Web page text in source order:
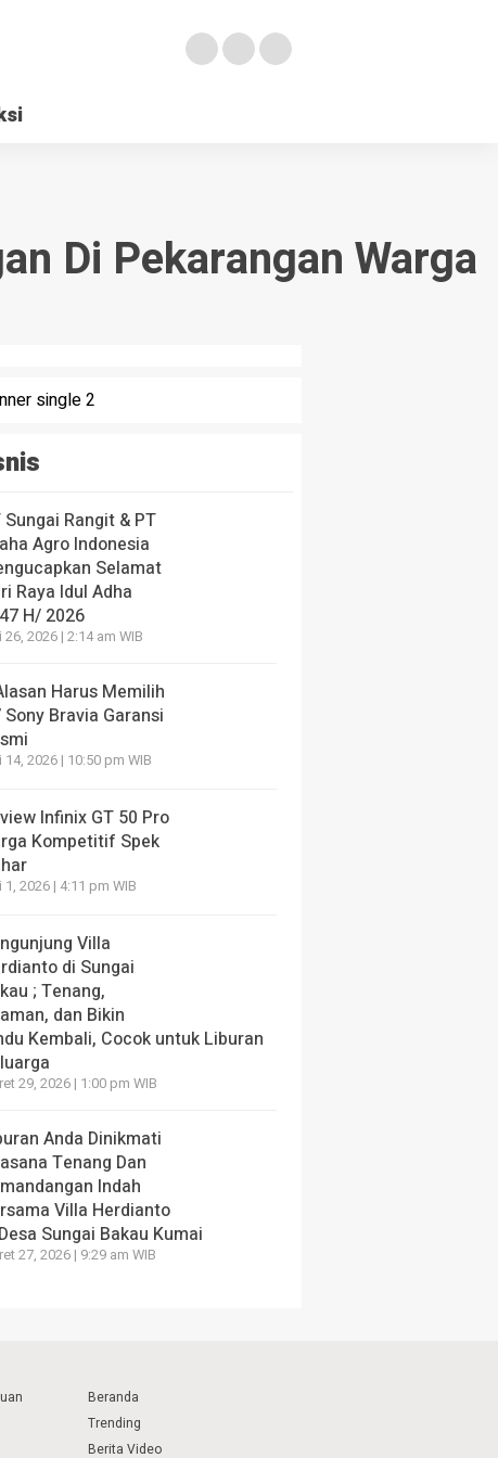
Di Pekarangan Warga
Sungai Rangit & PT
Agro Indonesia
Selamat
Raya Idul Adha
H/ 2026
26, 2026 | 2:14 am WIB
Harus Memilih
Sony Bravia Garansi
14, 2026 | 10:50 pm WIB
Infinix GT 50 Pro
Kompetitif Spek
1, 2026 | 4:11 pm WIB
Villa
di Sungai
; Tenang,
dan Bikin
Kembali, Cocok untuk Liburan
29, 2026 | 1:00 pm WIB
Anda Dinikmati
Tenang Dan
Indah
Villa Herdianto
Sungai Bakau Kumai
27, 2026 | 9:29 am WIB
Beranda
Trending
Berita Video